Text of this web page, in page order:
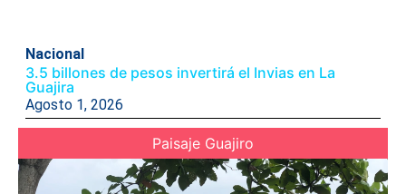
Nacional
3.5 billones de pesos invertirá el Invias en La
Guajira
Agosto 1, 2026
Paisaje Guajiro